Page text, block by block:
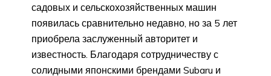
садовых и сельскохозяйственных машин
появилась сравнительно недавно, но за 5 лет
приобрела заслуженный авторитет и
известность. Благодаря сотрудничеству с
солидными японскими брендами Subaru и